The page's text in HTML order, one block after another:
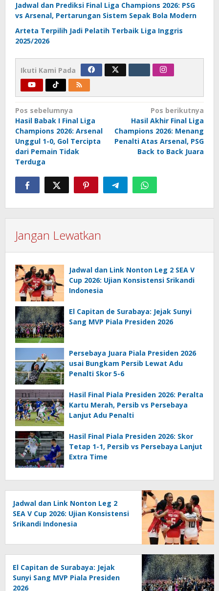
Jadwal dan Prediksi Final Liga Champions 2026: PSG
vs Arsenal, Pertarungan Sistem Sepak Bola Modern
Arteta Terpilih Jadi Pelatih Terbaik Liga Inggris
2025/2026
Ikuti Kami Pada
Navigasi
pos
Pos sebelumnya
Hasil Babak I Final Liga
Champions 2026: Arsenal
Unggul 1-0, Gol Tercipta
dari Pemain Tidak
Terduga
Pos berikutnya
Hasil Akhir Final Liga
Champions 2026: Menang
Penalti Atas Arsenal, PSG
Back to Back Juara
Jangan Lewatkan
Jadwal dan Link Nonton Leg 2 SEA V
Cup 2026: Ujian Konsistensi Srikandi
Indonesia
El Capitan de Surabaya: Jejak Sunyi
Sang MVP Piala Presiden 2026
Persebaya Juara Piala Presiden 2026
usai Bungkam Persib Lewat Adu
Penalti Skor 5-6
Hasil Final Piala Presiden 2026: Peralta
Kartu Merah, Persib vs Persebaya
Lanjut Adu Penalti
Hasil Final Piala Presiden 2026: Skor
Tetap 1-1, Persib vs Persebaya Lanjut
Extra Time
Jadwal dan Link Nonton Leg 2
SEA V Cup 2026: Ujian Konsistensi
Srikandi Indonesia
El Capitan de Surabaya: Jejak
Sunyi Sang MVP Piala Presiden
2026